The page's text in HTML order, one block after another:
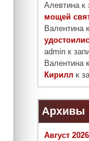
Алевтинак
мощей
Валентина
admin к
Валентина
Кирилл к
Архивы
Август 2026